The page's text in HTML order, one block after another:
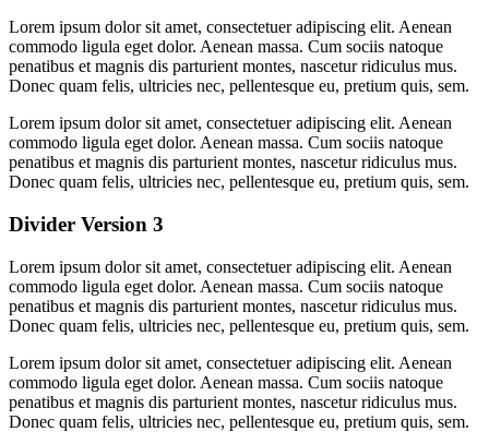
Lorem ipsum dolor sit amet, consectetuer adipiscing elit. Aenean
commodo ligula eget dolor. Aenean massa. Cum sociis natoque
penatibus et magnis dis parturient montes, nascetur ridiculus mus.
Donec quam felis, ultricies nec, pellentesque eu, pretium quis, sem.
Lorem ipsum dolor sit amet, consectetuer adipiscing elit. Aenean
commodo ligula eget dolor. Aenean massa. Cum sociis natoque
penatibus et magnis dis parturient montes, nascetur ridiculus mus.
Donec quam felis, ultricies nec, pellentesque eu, pretium quis, sem.
Divider Version 3
Lorem ipsum dolor sit amet, consectetuer adipiscing elit. Aenean
commodo ligula eget dolor. Aenean massa. Cum sociis natoque
penatibus et magnis dis parturient montes, nascetur ridiculus mus.
Donec quam felis, ultricies nec, pellentesque eu, pretium quis, sem.
Lorem ipsum dolor sit amet, consectetuer adipiscing elit. Aenean
commodo ligula eget dolor. Aenean massa. Cum sociis natoque
penatibus et magnis dis parturient montes, nascetur ridiculus mus.
Donec quam felis, ultricies nec, pellentesque eu, pretium quis, sem.